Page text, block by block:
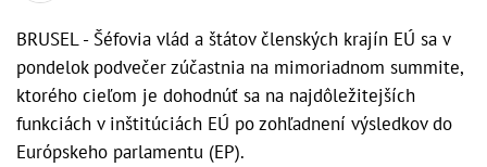
BRUSEL - Šéfovia vlád a štátov členských krajín EÚ sa v
pondelok podvečer zúčastnia na mimoriadnom summite,
ktorého cieľom je dohodnúť sa na najdôležitejších
funkciách v inštitúciách EÚ po zohľadnení výsledkov do
Európskeho parlamentu (EP).